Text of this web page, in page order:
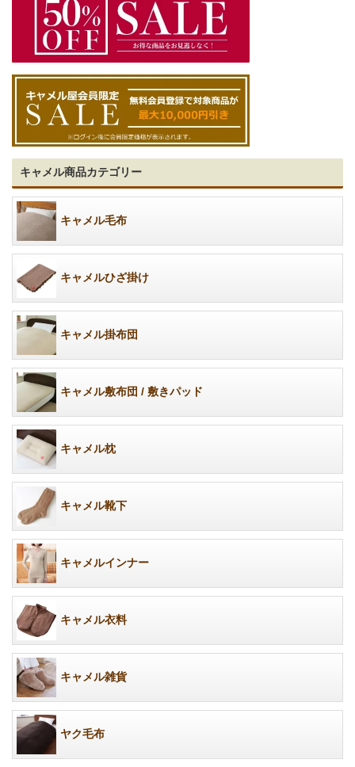
キャメル商品カテゴリー
キャメル毛布
キャメルひざ掛け
キャメル掛布団
キャメル敷布団 / 敷きパッド
キャメル枕
キャメル靴下
キャメルインナー
キャメル衣料
キャメル雑貨
ヤク毛布